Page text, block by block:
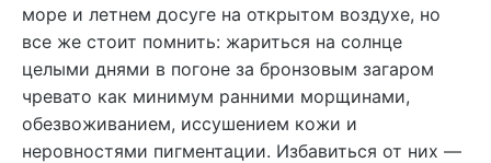
море и летнем досуге на открытом воздухе, но
все же стоит помнить: жариться на солнце
целыми днями в погоне за бронзовым загаром
чревато как минимум ранними морщинами,
обезвоживанием, иссушением кожи и
неровностями пигментации. Избавиться от них —